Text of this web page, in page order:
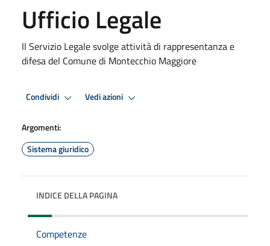
Ufficio Legale
Il Servizio Legale svolge attività di rappresentanza e
difesa del Comune di Montecchio Maggiore
Condividi Vedi azioni
Argomenti:
Sistema giuridico
INDICE DELLA PAGINA
Competenze